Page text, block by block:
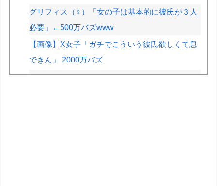
グリフィス（♀）「女の子は基本的に彼氏が３人
必要」←500万バズwww
【画像】X女子「ガチでこういう彼氏欲しくて息
できん」 2000万バズ
ドラクエのゼシカとかいう人気キャラwww